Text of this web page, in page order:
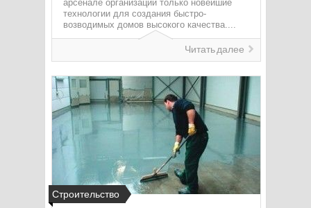
арсенале организации только новейшие
технологии для создания быстро-
возводимых домов высокого качества....
Читать далее
Строительство